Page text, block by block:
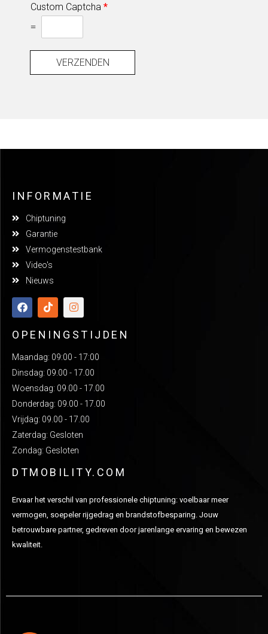
Custom Captcha *
=
VERZENDEN
INFORMATIE
Chiptuning
Garantie
Vermogenstestbank
Video's
Nieuws
OPENINGSTIJDEN
Maandag: 09:00 - 17:00
Dinsdag: 09.00 - 17.00
Woensdag: 09.00 - 17.00
Donderdag: 09.00 - 17.00
Vrijdag: 09.00 - 17.00
Zaterdag: Gesloten
Zondag: Gesloten
DTMOBILITY.COM
Ervaar het verschil van professionele chiptuning: voelbaar meer
vermogen, soepeler rijgedrag en brandstofbesparing. Jouw
betrouwbare partner, gedreven door jarenlange ervaring en bewezen
kwaliteit.